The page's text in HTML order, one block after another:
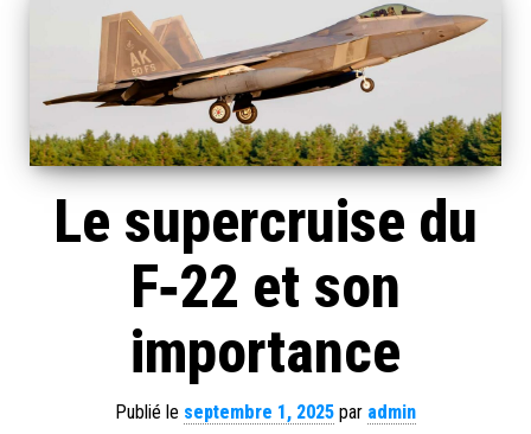
Le supercruise du
F‑22 et son
importance
Publié le septembre 1, 2025 par admin